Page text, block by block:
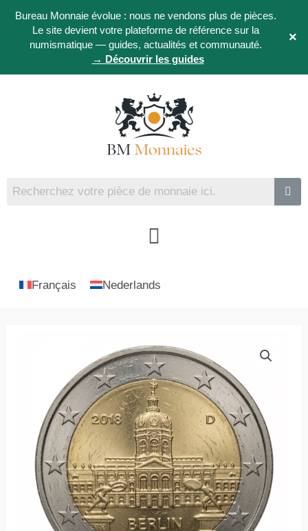
Bureau Monnaie évolue : nous ne vendons plus de pièces.
Le site devient votre plateforme de référence sur la
numismatique — guides, actualités et communauté.
→ Découvrir les guides
×
Français Nederlands